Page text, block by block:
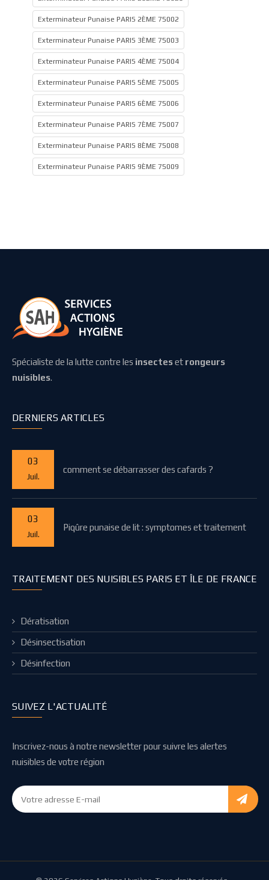
Exterminateur Punaise PARIS 2ÈME 75002
Exterminateur Punaise PARIS 3ÈME 75003
Exterminateur Punaise PARIS 4ÈME 75004
Exterminateur Punaise PARIS 5ÈME 75005
Exterminateur Punaise PARIS 6ÈME 75006
Exterminateur Punaise PARIS 7ÈME 75007
Exterminateur Punaise PARIS 8ÈME 75008
Exterminateur Punaise PARIS 9ÈME 75009
Spécialiste de la lutte contre les insecteset rongeurs
nuisibles.
DERNIERS ARTICLES
03
Juil.
comment se débarrasser des cafards ?
03
Juil.
Piqûre punaise de lit : symptomes et traitement
TRAITEMENT DES NUISIBLES PARIS ET ÎLE DE FRANCE
Dératisation
Désinsectisation
Désinfection
SUIVEZ L'ACTUALITÉ
Inscrivez-nous à notre newsletter pour suivre les alertes
nuisibles de votre région